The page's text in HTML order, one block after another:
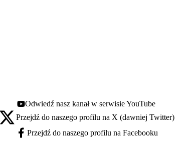
Youtube - otwiera się w nowej karcie
Odwiedź nasz kanał w serwisie YouTube
X - otwiera się w nowej karcie
Przejdź do naszego profilu na X (dawniej Twitter)
Facebook - otwiera się w nowej karcie
Przejdź do naszego profilu na Facebooku